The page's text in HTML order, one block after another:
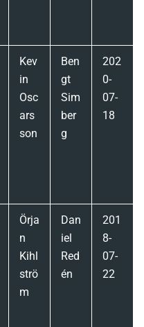
Kev
in
Osc
ars
son
Ben
gt
Sim
ber
g
202
0-
07-
18
Örja
n
Kihl
strö
m
Dan
iel
Red
én
201
8-
07-
22